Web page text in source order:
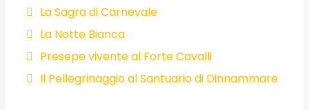
La Sagra di Carnevale
La Notte Bianca
Presepe vivente al Forte Cavalli
Il Pellegrinaggio al Santuario di Dinnammare